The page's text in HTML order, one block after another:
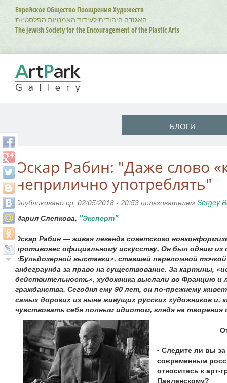
Перейти
основному
содержанию
Еврейское Общество Поощрения Художеств
האגודה היהודית לעידוד האמנויות הפלסטיות
The Jewish Society for the Encouragement of the Plastic Arts
БЛОГИ
Оскар Рабин: "Даже слово
неприлично употреблять"
Опубликовано ср, 02/05/2018 - 20:53 пользователем Sergey
Мария Слепкова, "Эксперт"
Оскар Рабин — живая легенда советского
противовес официальному искусству. Он был одним из
«Бульдозерной выставки», ставшей переломной
андеграунда за право на существование. За картины,
действительность», художника выслали во Францию и
гражданства. Сегодня ему 90 лет, он по-прежнему
самых дорогих из ныне живущих русских художников и,
чувствовать себя полным идиотом, глядя на творения
- Следите ли вы
современным
относитесь к арт-
Павленскому?